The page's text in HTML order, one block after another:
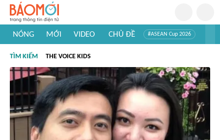
NÓNG MỚI VIDEO CHỦ ĐỀ #ASEAN Cup 2026
#Khám phá thế giới
TÌM KIẾM THE VOICE KIDS